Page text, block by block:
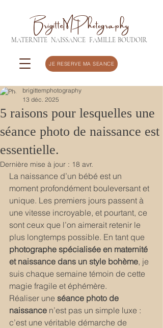
BrigitteMPhotography
MATERNITE NAISSANCE FAMILLE BOUDOIR
JE RESERVE MA SEANCE
5 raisons pour lesquelles une
séance photo de naissance est
essentielle.
brigittemphotography
13 déc. 2025
Dernière mise à jour : 18 avr.
La naissance d’un bébé est un
moment profondément bouleversant et
unique. Les premiers jours passent à
une vitesse incroyable, et pourtant, ce
sont ceux que l’on aimerait retenir le
plus longtemps possible. En tant que
photographe spécialisée en maternité
et naissance dans un style bohème, je
suis chaque semaine témoin de cette
magie fragile et éphémère.
Réaliser une séance photo de
naissance n’est pas un simple luxe :
c’est une véritable démarche de